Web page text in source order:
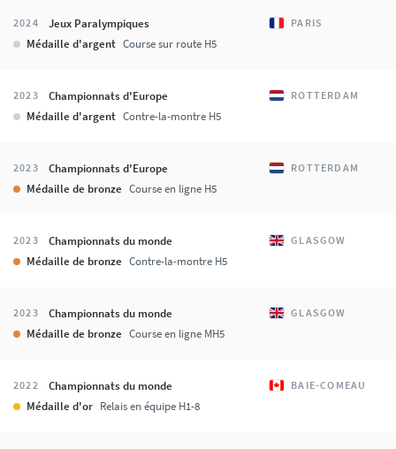
2024 Jeux Paralympiques PARIS
Médaille d'argent Course sur route H5
2023 Championnats d'Europe ROTTERDAM
Médaille d'argent Contre-la-montre H5
2023 Championnats d'Europe ROTTERDAM
Médaille de bronze Course en ligne H5
2023 Championnats du monde GLASGOW
Médaille de bronze Contre-la-montre H5
2023 Championnats du monde GLASGOW
Médaille de bronze Course en ligne MH5
2022 Championnats du monde BAIE-COMEAU
Médaille d'or Relais en équipe H1-8